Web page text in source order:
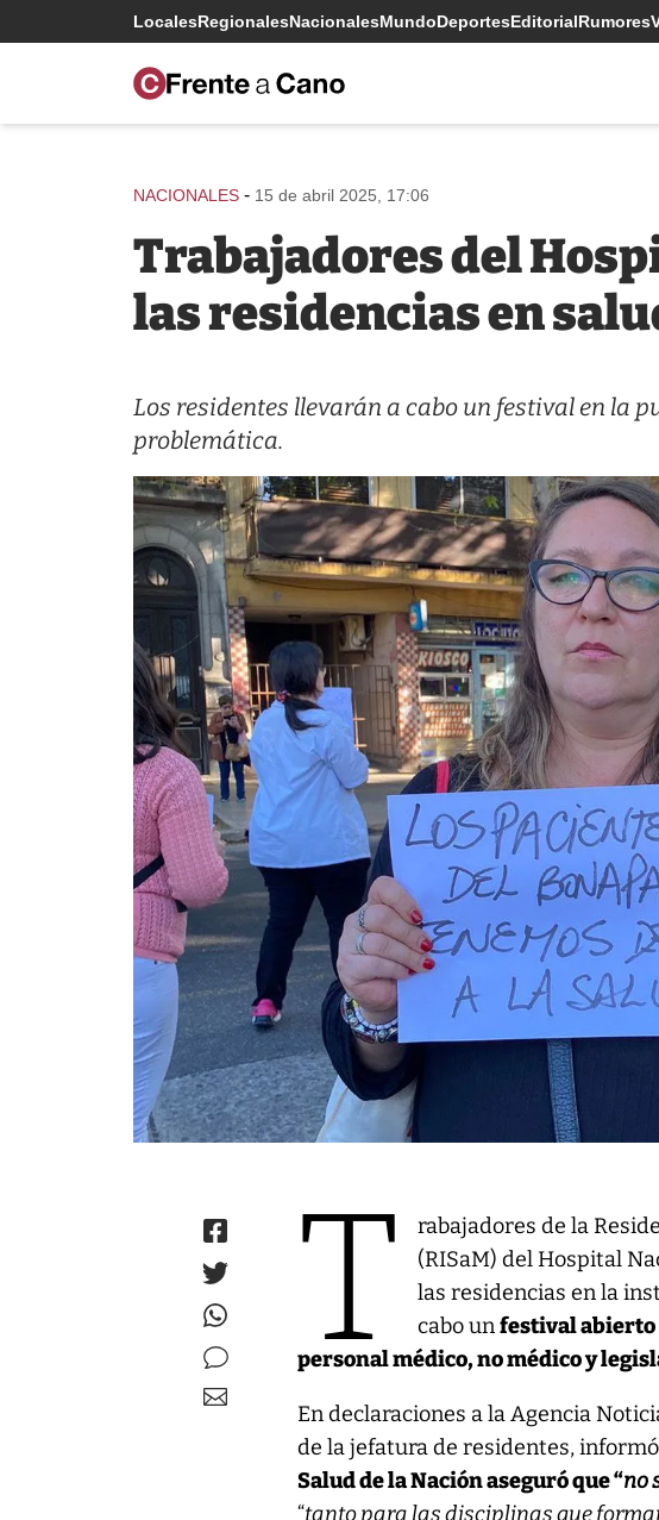
LocalesRegionalesNacionalesMundoDeportesEditorialRumores
NACIONALES - 15 de abril 2025, 17:06
Trabajadores del
las residencias en
Los residentes llevarán a cabo un festival en la
problemática.
T
rabajadores de la
(RISaM) del Hospital
las residencias en la
cabo unfestival abierto
personal médico, no médico y
En declaraciones a la Agencia
de la jefatura de residentes,
Salud de la Nación aseguró que “no
“tanto para las disciplinas que